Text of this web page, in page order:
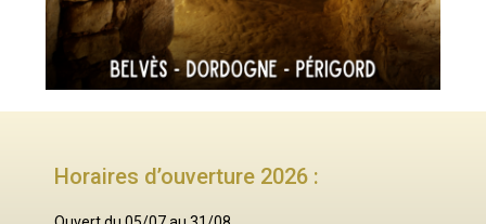
Horaires d’ouverture 2026 :